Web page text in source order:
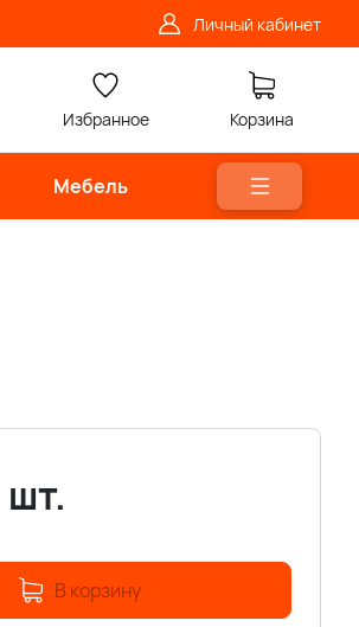
Личный кабинет
Избранное Корзина
Мебель
шт.
В корзину